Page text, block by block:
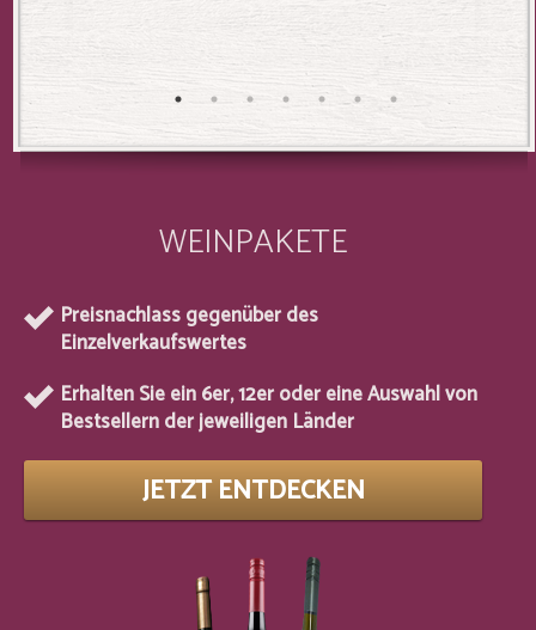
WEINPAKETE
Preisnachlass gegenüber des
Einzelverkaufswertes
Erhalten Sie ein 6er, 12er oder eine Auswahl von
Bestsellern der jeweiligen Länder
JETZT ENTDECKEN